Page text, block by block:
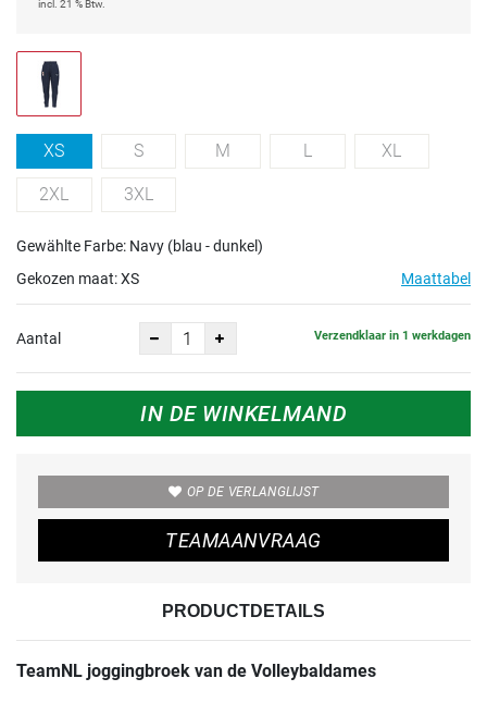
incl. 21 % Btw.
XS S M L XL
2XL 3XL
Gewählte Farbe: Navy (blau - dunkel)
Gekozen maat:XS Maattabel
Aantal Verzendklaar in 1 werkdagen
IN DE WINKELMAND
OP DE VERLANGLIJST
TEAMAANVRAAG
PRODUCTDETAILS
TeamNL joggingbroek van de Volleybaldames